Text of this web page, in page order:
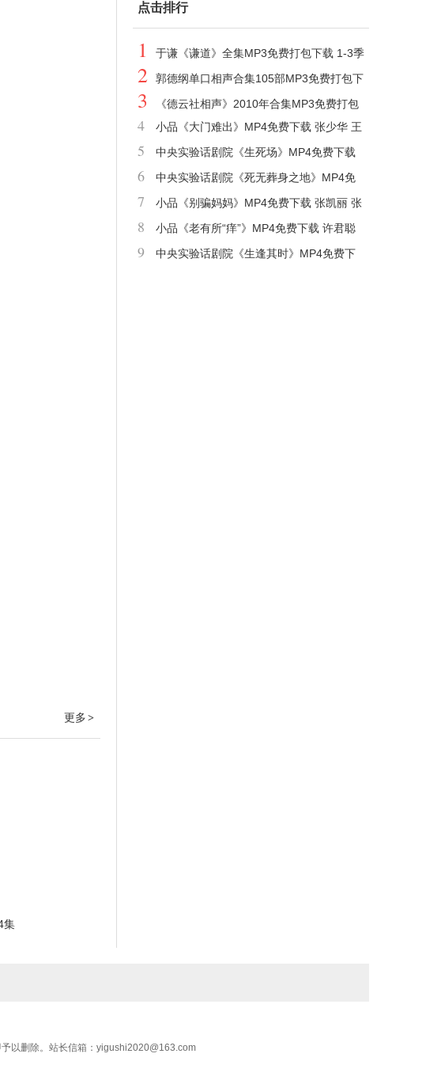
更多 >
集
点击排行
1
于谦《谦道》全集MP3免费打包下载 1-3季
全
2
郭德纲单口相声合集105部MP3免费打包下
载
3
《德云社相声》2010年合集MP3免费打包
下载
4
小品《大门难出》MP4免费下载 张少华 王
玥波 王茜华 张海燕 白凯南
5
中央实验话剧院《生死场》MP4免费下载
萧红_田沁鑫_韩童生_倪大宏
6
中央实验话剧院《死无葬身之地》MP4免
费下载 萨特_查明哲_冯宪珍_王卫
7
小品《别骗妈妈》MP4免费下载 张凯丽 张
晨光 张慧雯 陈瑶 何欢 董力
8
小品《老有所“痒”》MP4免费下载 许君聪
朱天福 何欢 张泰维 刘宏禄
9
中央实验话剧院《生逢其时》MP4免费下
以删除。站长信箱：yigushi2020@163.com